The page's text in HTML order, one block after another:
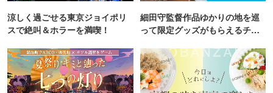
涼しく過ごせる東京ジョイポリ
スで絶叫＆ホラーを満喫！
細田守監督作品ゆかりの地を巡
って限定グッズがもらえるチャ